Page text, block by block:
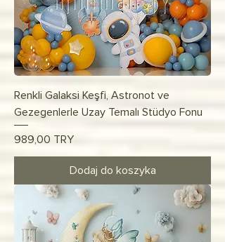
Renkli Galaksi Keşfi, Astronot ve
Gezegenlerle Uzay Temalı Stüdyo Fonu
Cena
989,00 TRY
Dodaj do koszyka